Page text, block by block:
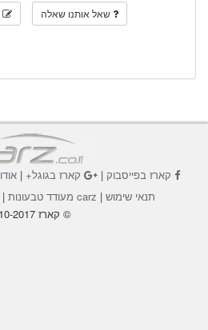
שאל אותנו שאלה
קארז בפייסבוק| קארז בגוגל+|
תנאי שימוש | carz מעודד טבעונות |
© קארז 2010-2017